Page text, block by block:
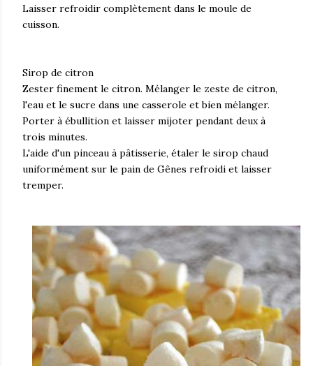
Laisser refroidir complètement dans le moule de
cuisson.
Sirop de citron
Zester finement le citron. Mélanger le zeste de citron,
l'eau et le sucre dans une casserole et bien mélanger.
Porter à ébullition et laisser mijoter pendant deux à
trois minutes.
L'aide d'un pinceau à pâtisserie, étaler le sirop chaud
uniformément sur le pain de Gênes refroidi et laisser
tremper.